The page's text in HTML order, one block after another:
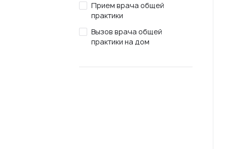
Прием врача общей
практики
Вызов врача общей
практики на дом